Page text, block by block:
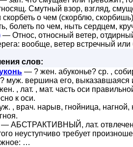
Смутный взор, взгляд,
о чем (скорблю,
болеть по чем, ныть сердцем,
— Относ, относный ветер,
вообще, ветер встречный
слов:
— ? жен. абуконье? ср. ,
муж. вершина его, выказавшаяся
, лат. , мат. часть оси
к оси.
, врач. нарыв, гнойница, нагной,
— АБСТРАКТИВНЫЙ, лат.
неуступчиво требует
…